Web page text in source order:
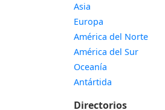
Asia
Europa
América del Norte
América del Sur
Oceanía
Antártida
Directorios